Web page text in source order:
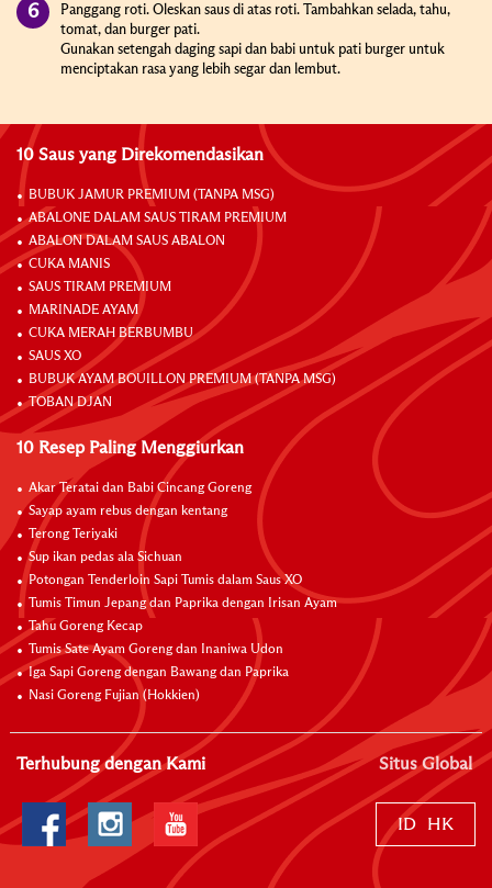
Panggang roti. Oleskan saus di atas roti. Tambahkan selada, tahu,
tomat, dan burger pati.
Gunakan setengah daging sapi dan babi untuk pati burger untuk
menciptakan rasa yang lebih segar dan lembut.
10 Saus yang Direkomendasikan
BUBUK JAMUR PREMIUM (TANPA MSG)
ABALONE DALAM SAUS TIRAM PREMIUM
ABALON DALAM SAUS ABALON
CUKA MANIS
SAUS TIRAM PREMIUM
MARINADE AYAM
CUKA MERAH BERBUMBU
SAUS XO
BUBUK AYAM BOUILLON PREMIUM (TANPA MSG)
TOBAN DJAN
10 Resep Paling Menggiurkan
Akar Teratai dan Babi Cincang Goreng
Sayap ayam rebus dengan kentang
Terong Teriyaki
Sup ikan pedas ala Sichuan
Potongan Tenderloin Sapi Tumis dalam Saus XO
Tumis Timun Jepang dan Paprika dengan Irisan Ayam
Tahu Goreng Kecap
Tumis Sate Ayam Goreng dan Inaniwa Udon
Iga Sapi Goreng dengan Bawang dan Paprika
Nasi Goreng Fujian (Hokkien)
Terhubung dengan Kami Situs Global
ID HK